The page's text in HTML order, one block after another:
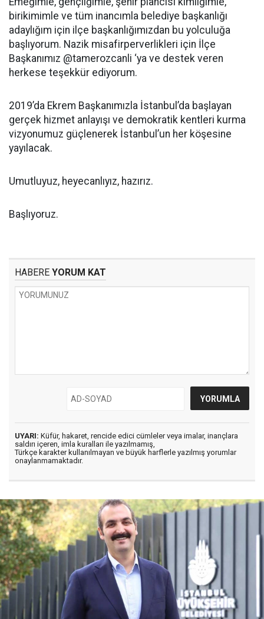
birikimimle ve tüm inancımla belediye başkanlığı
adaylığım için ilçe başkanlığımızdan bu yolculuğa
başlıyorum. Nazik misafirperverlikleri için İlçe
Başkanımız @tamerozcanli ‘ya ve destek veren
herkese teşekkür ediyorum.
2019’da Ekrem Başkanımızla İstanbul’da başlayan
gerçek hizmet anlayışı ve demokratik kentleri kurma
vizyonumuz güçlenerek İstanbul’un her köşesine
yayılacak.
Umutluyuz, heyecanlıyız, hazırız.
Başlıyoruz.
HABERE YORUM KAT
UYARI: Küfür, hakaret, rencide edici cümleler veya imalar, inançlara
saldırı içeren, imla kuralları ile yazılmamış,
Türkçe karakter kullanılmayan ve büyük harflerle yazılmış yorumlar
onaylanmamaktadır.